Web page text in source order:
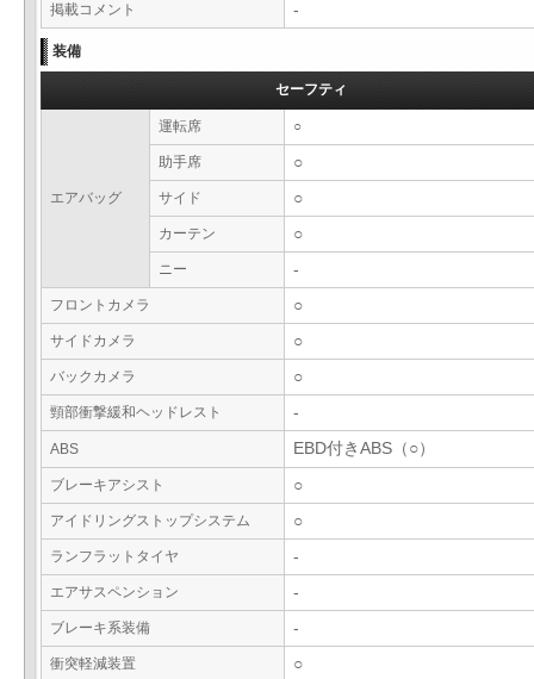
掲載コメント -
装備
セーフティ
エアバッグ
運転席 ○
助手席 ○
サイド ○
カーテン ○
ニー -
フロントカメラ ○
サイドカメラ ○
バックカメラ ○
頸部衝撃緩和ヘッドレスト -
ABS EBD付きABS（○）
ブレーキアシスト ○
アイドリングストップシステム ○
ランフラットタイヤ -
エアサスペンション -
ブレーキ系装備 -
衝突軽減装置 ○